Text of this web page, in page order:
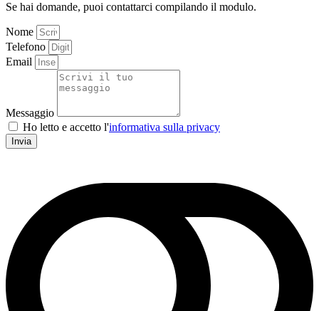
Se hai domande, puoi contattarci compilando il modulo.
Nome
Telefono
Email
Messaggio
Ho letto e accetto l'informativa sulla privacy
Invia